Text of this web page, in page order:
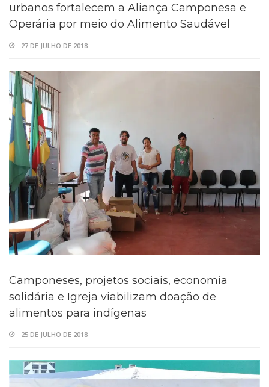
urbanos fortalecem a Aliança Camponesa e
Operária por meio do Alimento Saudável
27 DE JULHO DE 2018
Camponeses, projetos sociais, economia
solidária e Igreja viabilizam doação de
alimentos para indígenas
25 DE JULHO DE 2018